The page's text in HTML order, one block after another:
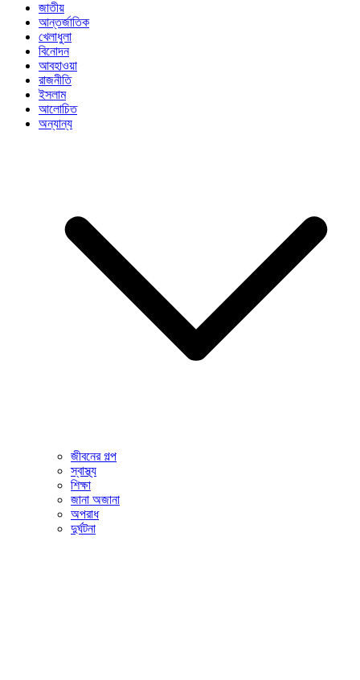
জাতীয়
আন্তর্জাতিক
খেলাধুলা
বিনোদন
আবহাওয়া
রাজনীতি
ইসলাম
আলোচিত
অন্যান্য
জীবনের গল্প
স্বাস্থ্য
শিক্ষা
জানা অজানা
অপরাধ
দুর্ঘটনা